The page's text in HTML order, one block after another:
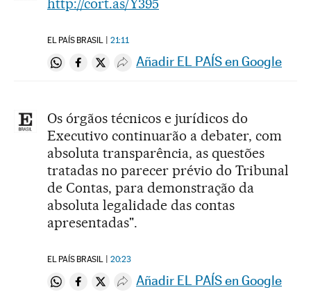
http://cort.as/Y395
EL PAÍS BRASIL 21:11
Compartir en Whatsapp
Compartir en Facebook
Compartir en Twitter
Desplegar Redes Sociales
Añadir EL PAÍS en Google
Os órgãos técnicos e jurídicos do
Executivo continuarão a debater, com
absoluta transparência, as questões
tratadas no parecer prévio do Tribunal
de Contas, para demonstração da
absoluta legalidade das contas
apresentadas".
EL PAÍS BRASIL 20:23
Compartir en Whatsapp
Compartir en Facebook
Compartir en Twitter
Desplegar Redes Sociales
Añadir EL PAÍS en Google